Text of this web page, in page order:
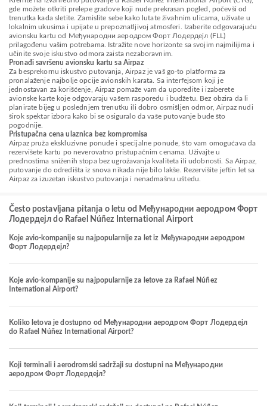
gde možete otkriti prelepe gradove koji nude prekrasan pogled, počevši od
trenutka kada sletite. Zamislite sebe kako lutate živahnim ulicama, uživate u
lokalnim ukusima i upijate u prepoznatljivoj atmosferi. Izaberite odgovarajuću
avionsku kartu od Међународни аеродром Форт Лодердејл (FLL)
prilagođenu vašim potrebama. Istražite nove horizonte sa svojim najmilijima i
učinite svoje iskustvo odmora zaista nezaboravnim.
Pronađi savršenu avionsku kartu sa Airpaz
Za besprekornu iskustvo putovanja, Airpaz je vaš go-to platforma za
pronalaženje najbolje opcije avionskih karata. Sa interfejsom koji je
jednostavan za korišćenje, Airpaz pomaže vam da uporedite i izaberete
avionske karte koje odgovaraju vašem rasporedu i budžetu. Bez obzira da li
planirate bijeg u poslednjem trenutku ili dobro osmišljen odmor, Airpaz nudi
širok spektar izbora kako bi se osiguralo da vaše putovanje bude što
pogodnije.
Pristupačna cena ulaznica bez kompromisa
Airpaz pruža ekskluzivne ponude i specijalne ponude, što vam omogućava da
rezervišete kartu po neverovatno pristupačnim cenama. Uživajte u
prednostima sniženih stopa bez ugrožavanja kvaliteta ili udobnosti. Sa Airpaz,
putovanje do odredišta iz snova nikada nije bilo lakše. Rezervišite jeftin let sa
Airpaz za izuzetan iskustvo putovanja i nenadmašnu uštedu.
Često postavljana pitanja o letu od Међународни аеродром Форт
Лодердејл do Rafael Núñez International Airport
Koje avio-kompanije su najpopularnije za let iz Међународни аеродром
Форт Лодердејл?
Koje avio-kompanije su najpopularnije za letove za Rafael Núñez
International Airport?
Koliko letova je dostupno od Међународни аеродром Форт Лодердејл
do Rafael Núñez International Airport?
Koji terminali i aerodromski sadržaji su dostupni na Међународни
аеродром Форт Лодердејл?